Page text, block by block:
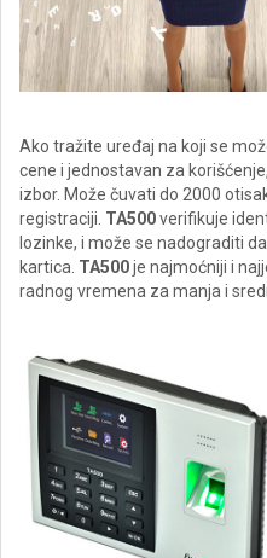
Ako tražite uređaj na koji se
cene i jednostavan za korišćenje,
izbor. Može čuvati do 2000
registraciji. TA500verifikuje
lozinke, i može se nadograditi
kartica. TA500je najmoćniji i
radnog vremena za manja i